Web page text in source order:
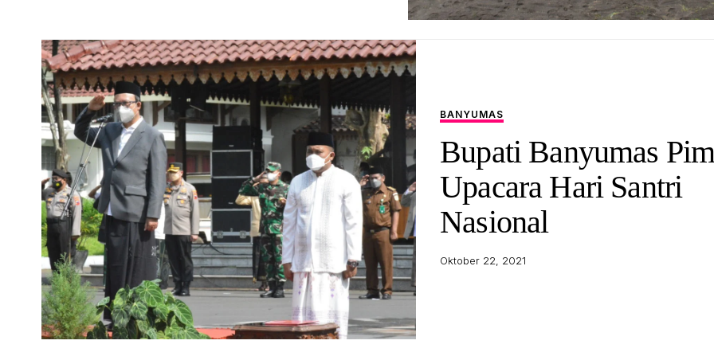
BANYUMAS
Bupati Banyumas
Upacara Hari Santri
Nasional
Oktober 22, 2021